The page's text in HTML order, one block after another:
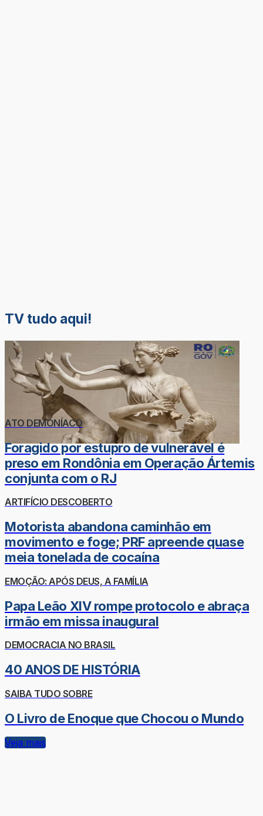
TV tudo aqui!
ATO DEMONÍACO
Foragido por estupro de vulnerável é
preso em Rondônia em Operação Ártemis
conjunta com o RJ
ARTIFÍCIO DESCOBERTO
Motorista abandona caminhão em
movimento e foge; PRF apreende quase
meia tonelada de cocaína
EMOÇÃO: APÓS DEUS, A FAMÍLIA
Papa Leão XIV rompe protocolo e abraça
irmão em missa inaugural
DEMOCRACIA NO BRASIL
40 ANOS DE HISTÓRIA
SAIBA TUDO SOBRE
O Livro de Enoque que Chocou o Mundo
Veja mais